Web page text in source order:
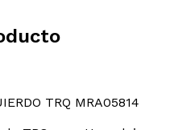
TRQ MRA05814